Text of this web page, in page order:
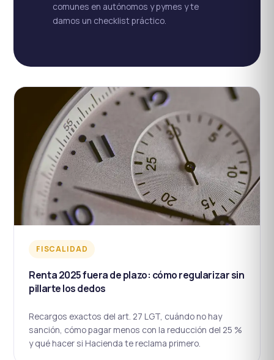
comunes en autónomos y pymes y te
damos un checklist práctico.
FISCALIDAD
Renta 2025 fuera de plazo: cómo regularizar sin
pillarte los dedos
Recargos exactos del art. 27 LGT, cuándo no hay
sanción, cómo pagar menos con la reducción del 25 %
y qué hacer si Hacienda te reclama primero.